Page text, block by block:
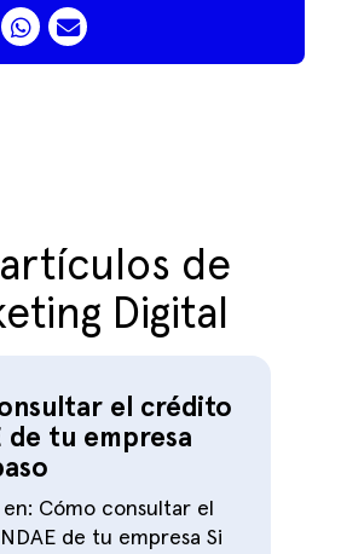
artículos de
Digital
el crédito
de tu empresa
Cómo consultar el
de tu empresa Si